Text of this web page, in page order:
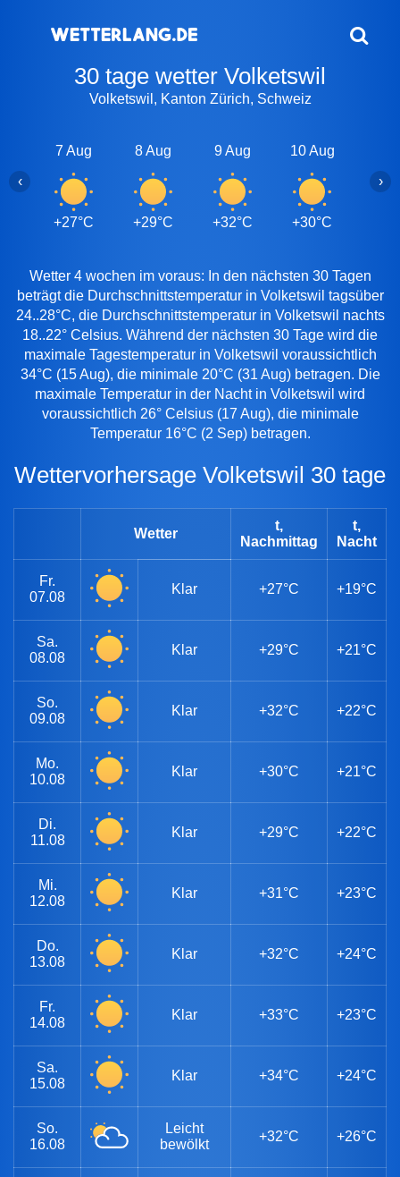
30 tage wetter Volketswil
Volketswil, Kanton Zürich, Schweiz
7 Aug
+27°C
8 Aug
+29°C
9 Aug
+32°C
10 Aug
+30°C
‹ ›
Wetter 4 wochen im voraus: In den nächsten 30 Tagen
beträgt die Durchschnittstemperatur in Volketswil tagsüber
24..28°C, die Durchschnittstemperatur in Volketswil nachts
18..22° Celsius. Während der nächsten 30 Tage wird die
maximale Tagestemperatur in Volketswil voraussichtlich
34°C (15 Aug), die minimale 20°C (31 Aug) betragen. Die
maximale Temperatur in der Nacht in Volketswil wird
voraussichtlich 26° Celsius (17 Aug), die minimale
Temperatur 16°C (2 Sep) betragen.
Wettervorhersage Volketswil 30 tage
Wetter
t,
Nachmittag
t,
Nacht
Fr.
07.08
Klar +27°C +19°C
Sa.
08.08
Klar +29°C +21°C
So.
09.08
Klar +32°C +22°C
Mo.
10.08
Klar +30°C +21°C
Di.
11.08
Klar +29°C +22°C
Mi.
12.08
Klar +31°C +23°C
Do.
13.08
Klar +32°C +24°C
Fr.
14.08
Klar +33°C +23°C
Sa.
15.08
Klar +34°C +24°C
So.
16.08
Leicht
bewölkt
+32°C +26°C